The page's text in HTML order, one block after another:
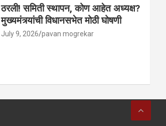
ठरली! समिती स्थापन, कोण आहेत अध्यक्ष?
मुख्यमंत्र्यांची विधानसभेत मोठी घोषणी
July 9, 2026 pavan mogrekar